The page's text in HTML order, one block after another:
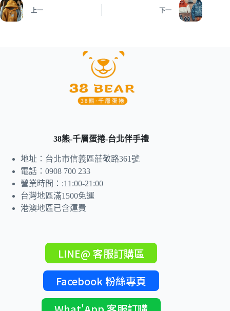
上一 下一
38熊-千層蛋捲-台北伴手禮
地址：台北市信義區莊敬路361號
電話：0908 700 233
營業時間：:11:00-21:00
台灣地區滿1500免運
港澳地區已含運費
LINE@ 客服訂購區
Facebook 粉絲專頁